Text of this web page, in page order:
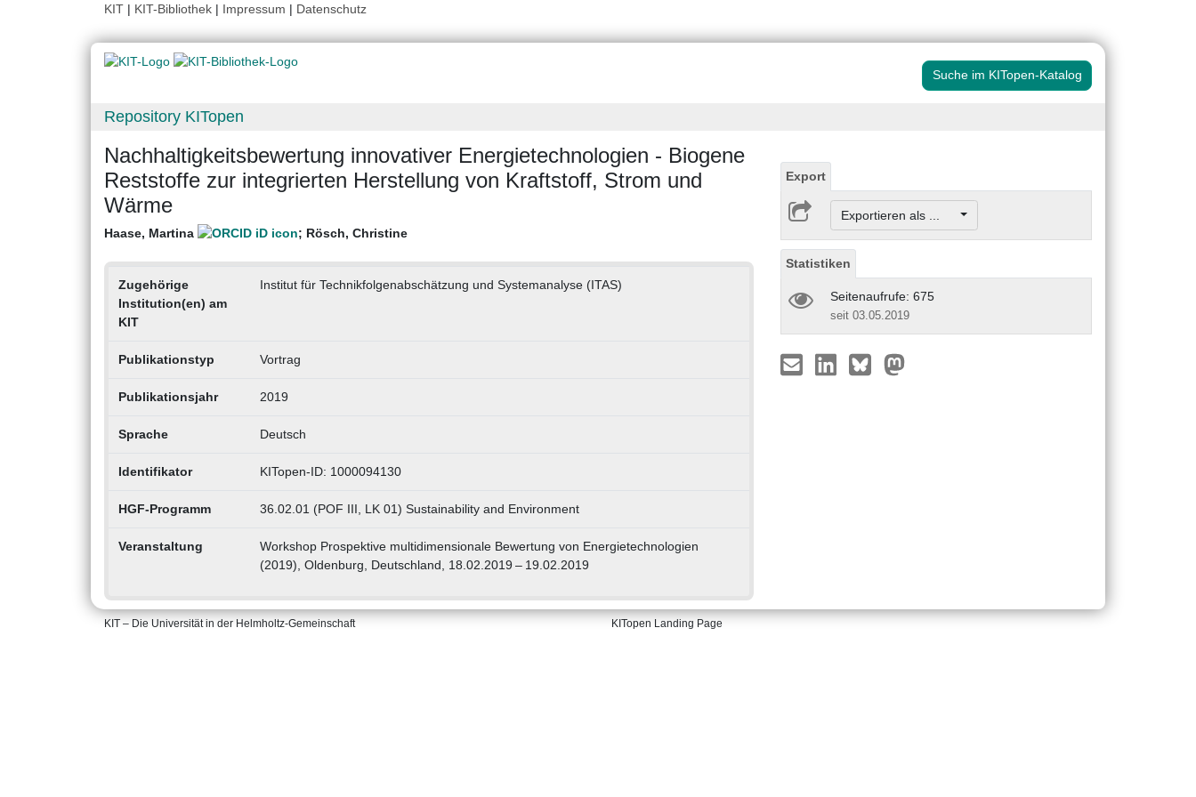
KIT | KIT-Bibliothek | Impressum | Datenschutz
Suche im KITopen-Katalog
Repository KITopen
Nachhaltigkeitsbewertung innovativer Energietechnologien - Biogene
Reststoffe zur integrierten Herstellung von Kraftstoff, Strom und
Wärme
Haase, Martina ; Rösch, Christine
Zugehörige
Institution(en) am
KIT
Institut für Technikfolgenabschätzung und Systemanalyse (ITAS)
Publikationstyp Vortrag
Publikationsjahr 2019
Sprache Deutsch
Identifikator KITopen-ID: 1000094130
HGF-Programm 36.02.01 (POF III, LK 01) Sustainability and Environment
Veranstaltung
Workshop Prospektive multidimensionale Bewertung von Energietechnologien
(2019), Oldenburg, Deutschland, 18.02.2019 – 19.02.2019
Export
Exportieren als ...
Statistiken
Seitenaufrufe: 675
seit 03.05.2019
KIT – Die Universität in der Helmholtz-Gemeinschaft KITopen Landing Page